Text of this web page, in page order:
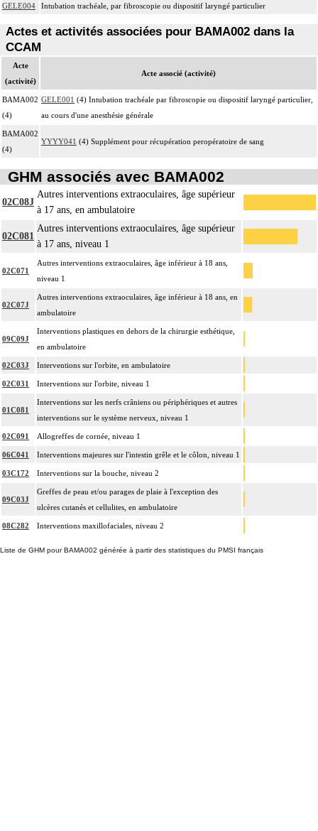
GELE004 Intubation trachéale, par fibroscopie ou dispositif laryngé particulier
Actes et activités associées pour BAMA002 dans la
CCAM
Acte
(activité)
Acte associé (activité)
BAMA002
(4)
GELE001 (4) Intubation trachéale par fibroscopie ou dispositif laryngé particulier,
au cours d'une anesthésie générale
BAMA002
(4)
YYYY041 (4) Supplément pour récupération peropératoire de sang
GHM associés avec BAMA002
02C08J
Autres interventions extraoculaires, âge supérieur
à 17 ans, en ambulatoire
02C081
Autres interventions extraoculaires, âge supérieur
à 17 ans, niveau 1
02C071
Autres interventions extraoculaires, âge inférieur à 18 ans,
niveau 1
02C07J
Autres interventions extraoculaires, âge inférieur à 18 ans, en
ambulatoire
09C09J
Interventions plastiques en dehors de la chirurgie esthétique,
en ambulatoire
02C03J Interventions sur l'orbite, en ambulatoire
02C031 Interventions sur l'orbite, niveau 1
01C081
Interventions sur les nerfs crâniens ou périphériques et autres
interventions sur le système nerveux, niveau 1
02C091 Allogreffes de cornée, niveau 1
06C041 Interventions majeures sur l'intestin grêle et le côlon, niveau 1
03C172 Interventions sur la bouche, niveau 2
09C03J
Greffes de peau et/ou parages de plaie à l'exception des
ulcères cutanés et cellulites, en ambulatoire
08C282 Interventions maxillofaciales, niveau 2
Liste de GHM pour BAMA002 générée à partir des statistiques du PMSI français